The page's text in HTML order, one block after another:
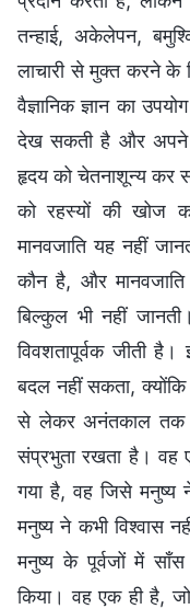
तन्हाई, अकेलेपन,
लाचारी से मुक्त करने के
वैज्ञानिक ज्ञान का
देख सकती है और अपने
हृदय को चेतनाशून्य कर
को रहस्यों की खोज
मानवजाति यह नहीं
कौन है, और
बिल्कुल भी नहीं
विवशतापूर्वक जीती
बदल नहीं सकता,
से लेकर अनंतकाल तक
संप्रभुता रखता है। वह
गया है, वह जिसे मनुष्य
मनुष्य ने कभी विश्वास
मनुष्य के पूर्वजों में
किया। वह एक ही है,